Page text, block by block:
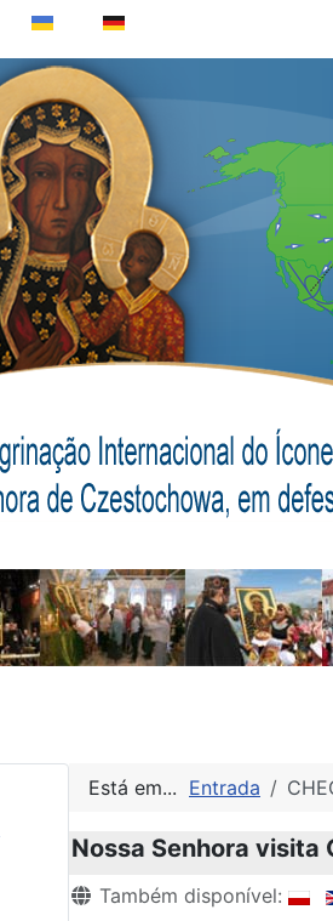
Está em... Entrada
Nossa Senhora visita
Detalhes
Também disponível: